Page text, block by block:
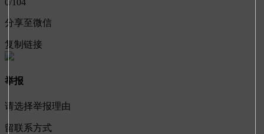
0/104
分享至微信
复制链接
举报
请选择举报理由
留联系方式